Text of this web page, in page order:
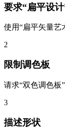
要求“扁平设
使用“扁平矢量艺
2
限制调色板
请求“双色调色板
3
描述形状